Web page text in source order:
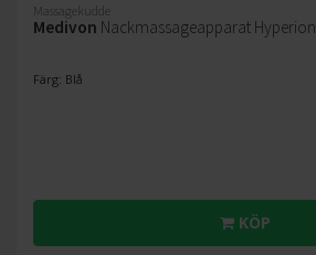
Massagekudde
Medivon Nackmassageapparat Hyperion
Färg: Blå
KÖP